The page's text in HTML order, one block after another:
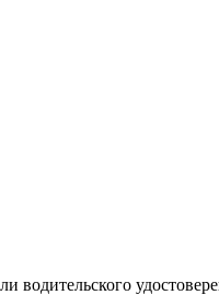
водительского